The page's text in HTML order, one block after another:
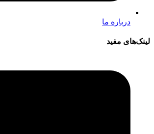
درباره ما
لینک‌های مفید